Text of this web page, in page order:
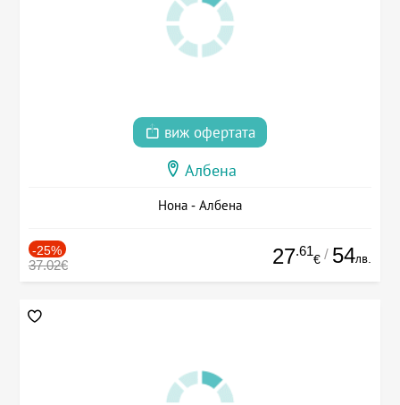
виж офертата
Албена
Нона - Албена
-25%
37.02€ 27.61
€ / 54лв.